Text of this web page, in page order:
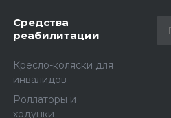
Средства
реабилитации
Кресло-коляски для
инвалидов
Роллаторы и
ходунки